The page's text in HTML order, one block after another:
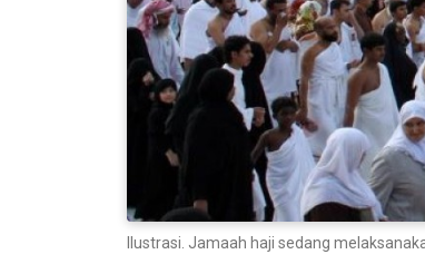
Ilustrasi. Jamaah haji sedang